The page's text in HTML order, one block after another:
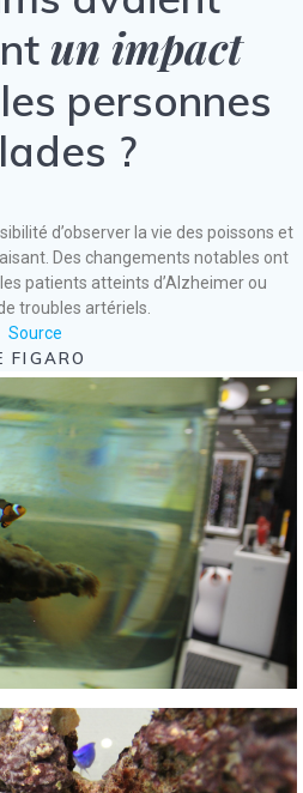
un impact
personnes
?
d’observer la vie des poissons et
Des changements notables ont
patients atteints d’Alzheimer ou
troubles artériels.
Source
FIGARO